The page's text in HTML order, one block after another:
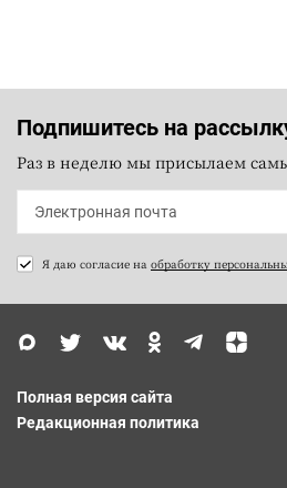
Подпишитесь на
Раз в неделю мы присылаем
Я даю согласие на обработку
Полная версия сайта
Редакционная политика